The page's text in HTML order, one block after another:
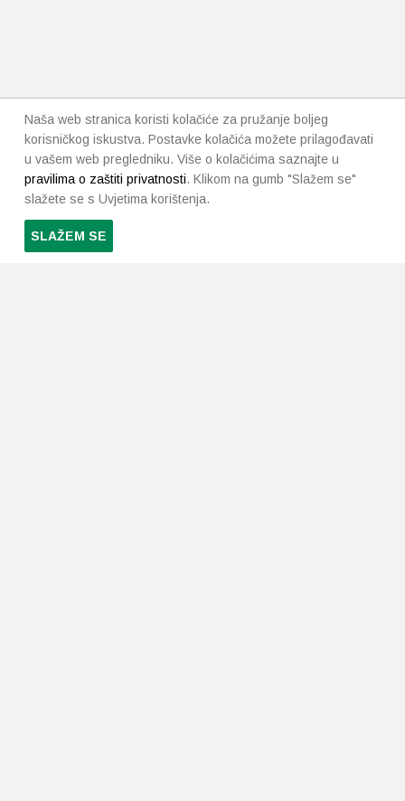
Naša web stranica koristi kolačiće za pružanje boljeg
korisničkog iskustva. Postavke kolačića možete prilagođavati
u vašem web pregledniku. Više o kolačićima saznajte u
pravilima o zaštiti privatnosti. Klikom na gumb "Slažem se"
slažete se s Uvjetima korištenja.
SLAŽEM SE